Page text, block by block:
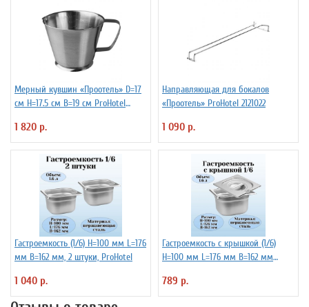
Мерный кувшин «Проотель» D=17
см H=17.5 см B=19 см ProHotel
1 820 р.
Направляющая для бокалов
«Проотель» ProHotel 2121022
1 090 р.
Гастроемкость (1/6) H=100 мм L=176
мм B=162 мм, 2 штуки, ProHotel
1 040 р.
Гастроемкость с крышкой (1/6)
H=100 мм L=176 мм B=162 мм
789 р.